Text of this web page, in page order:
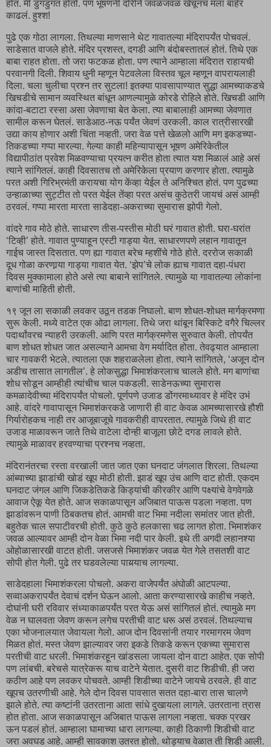
होतं. मी डुगडुगत होतो. पण भूषणनी दोरीने जवळजवळ खेचूनच मला बाहेर
काढलं. हुश्श!
पुढे एक गोठा लागला. तिथल्या माणसाने थेट गावातल्या मंदिरापर्यंत पोचवलं.
साडेसात वाजले होते. मंदिर प्रशस्त, दगडी आणि बंदोबस्तातलं होतं. तिथे एक
बाबा राहत होता. तो जरा फटकळ होता. पण त्याने आम्हाला मंदिरात राहायची
परवानगी दिली. शिवाय धुनी म्हणून पेटवलेला विस्तव चूल म्हणून वापरायलाही
दिला. चला चुलीचा प्रश्न तर सुटला! इतक्या पावसापाण्यात सुद्धा आमच्याकडचे
खिचडीचे सामान व्यवस्थित बांधून आणल्यामुळे कोरडे रोहिले होते. खिचडी आणि
कांदा-बटाटा रस्सा असा जेवणाचा बेत केला. त्या बाबालाही आमच्या जेवणात
सामील करून घेतलं. साडेआठ-नऊ पर्यंत जेवणं उरकली. काल रात्रीसारखी
उद्या काय होणार अशी चिंता नव्हती. जरा वेळ पत्ते खेळलो आणि मग इकडच्या-
तिकडच्या गप्पा मारल्या. गेल्या काही महिन्यापासून भूषण अमेरिकेतील
विद्यापीठांत प्रवेश मिळवण्याचा प्रयत्न करीत होता त्यात यश मिळालं आहे असं
त्याने सांगितलं. काही दिवसातच तो अमेरिकेला प्रयाण करणार होता. त्यामुळे
परत अशी गिरिभ्रमंती करायचा योग केंव्हा येईल ते अनिश्चित होतं. पण पुढच्या
उन्हाळाच्या सुट्टीत तो परत येईल तेंव्हा परत असंच कुठेतरी जायचं असं आम्ही
ठरवलं. गप्पा मारता मारता साडेदहा-अकराच्या सुमारास झोपी गेलो.
वांदरे गाव मोठे होते. साधारण तीस-पस्तीस मोठी घरं गावात होती. घरा-घरांत
‘टिव्ही’ होते. गावात पुण्याहून एस्टी गाड्या येत. साधारणपणे लहान गावातून
गाईच जास्त दिसतात. पण ह्या गावात बरेच म्हशींचे गोठे होते. दररोज सकाळी
दूध गोळा करणार्‍या गाड्या गावात येत. ‘झेप’चे लोक ह्याच गावात दहा-पंधरा
दिवस मुक्कामाला होते असे त्या बाबाने सांगितले. त्यामुळे या गावातल्या लोकांना
बाणांची माहिती होती.
१९ जून ला सकाळी लवकर उठून तडक निघालो. बाण शोधत-शोधत मार्गक्रमणा
सुरू केली. मध्ये वाटेत एक ओढा लागला. तिथे जरा थांबून बिस्किटे वगैरे चिल्लर
पदार्थांवरच न्याहरी उरकली. आणि परत मार्गक्रमणेस सुरुवात केली. तोपर्यंत
बाण शोधत शोधत जात असल्याने आमचा वेग मर्यादित होता. तेवढ्यात आम्हाला
चार गावकरी भेटले. त्यातला एक शहराळलेला होता. त्याने सांगितले, ‘अजून दोन
अडीच तासात लागतील’. हे लोकसुद्धा भिमाशंकरलाच चालले होते. मग बाणांचा
शोध सोडून आम्हीही त्यांचीच चाल पकडली. साडेनऊच्या सुमारास
कमळादेवीच्या मंदिरापर्यंत पोचलो. पूर्णपणे उजाड डोंगरमाथ्यावर हे मंदिर उभं
आहे. वांदरे गावापासून भिमाशंकरकडे जाणारी ही वाट केवळ आमच्यासारखे हौशी
गिर्यारोहकच नाही तर आजूबाजूचे गावकरीही वापरतात. त्यामुळे जिथे ही वाट
उजाड माळावरून जाते तिथे वाटेला दोन्ही बाजूला छोटे दगड लावले होते.
त्यामुळे माळावर हरवण्याचा प्रश्नच नव्हता.
मंदिरानंतरचा रस्ता वरखाली जात जात एका घनदाट जंगलात शिरला. तिथल्या
आंब्याच्या झाडांची खोडं खूप मोठी होती. झाडं खूप उंच आणि दाट होती. एकदम
घनदाट जंगल आणि जिकडेतिकडे किड्यांची कीरकीर आणि पक्ष्यांचे वेगवेगळे
आवाज ऐकू येत होते. आज सकाळपासून अजिबात पाऊस पडला नव्हता. पण
झाडांवरून पाणी ठिबकतच होतं. आमची वाट भिमा नदीला समांतर जात होती.
बहुतेक चाल सपाटीवरची होती. कुठे कुठे हलकासा चढ लागत होता. भिमाशंकर
जवळ आल्यावर आम्ही दोन वेळा भिमा नदी पार केली. इथे ती अगदी लहानश्या
ओहोळासारखी वाटत होती. जसजसे भिमाशंकर जवळ येत गेले तसतशी वाट
सोपी होत गेली. पुढे तर घडवलेल्या पायर्‍याच लागल्या.
साडेदहाला भिमाशंकरला पोचलो. अकरा वाजेपर्यंत अंघोळी आटपल्या.
सव्वाअकरापर्यंत देवाचं दर्शन घेऊन आलो. आता करण्यासारखे काहीच नव्हते.
दोघांनी घरी रविवार संध्याकाळपर्यंत परत येऊ असं सांगितलं होतं. त्यामुळे मग
वेळ न घालवता जेवण करून लगेच परतीची वाट धरू असं ठरवलं. तिथल्याच
एका भोजनालयात जेवायला गेलो. आज दोन दिवसांनी तयार गरमागरम जेवण
मिळत होतं. मस्त जेवण झाल्यावर जरा इकडे तिकडे करून एकच्या सुमारास
परतीची वाट धरली. भिमाशंकरहून खांडसला जायला दोन वाटा आहेत. एक सोपी
पण लांबची. बरेचसे यात्रेकरू याच वाटेने येतात. दुसरी वाट शिडीची. ही जरा
कठीण आहे पण लवकर पोचवते. आम्ही शिडीच्या वाटेने जायचे ठरवले. ही वाट
खूपच उतरणीची आहे. गेले दोन दिवस पावसात सतत दहा-बारा तास चालणे
झाले होते. त्या कष्टांनी उतरताना आता सांधे दुखायला लागले. उतरताना त्रास
होत होता. आज सकाळपासून अजिबात पाऊस लागला नव्हता. चक्क प्रखर
ऊन पडलं होतं. आम्हाला घामाच्या धारा लागल्या. काही ठिकाणी शिडीची वाट
जरा अवघड आहे. आम्ही सावकाश उतरत होतो. थोड्याच वेळात ती शिडी आली.